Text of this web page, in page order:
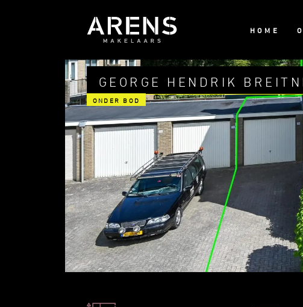
HOME
GEORGE HENDRIK
ONDER BOD